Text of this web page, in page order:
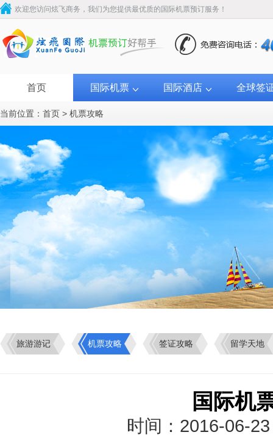
欢迎您访问炫飞商务，我们为您提供最优质的国际机票预订服务！
首页 国际机票 国际酒店 全球签
当前位置： 首页 > 机票攻略
旅游游记 机票攻略 签证攻略 留学天地
国际机
时间：2016-06-